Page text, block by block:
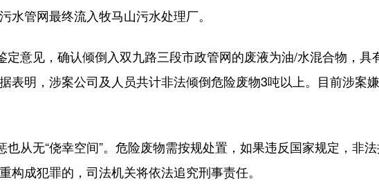
管网最终流入牧马山污水处理厂。
意见，确认倾倒入双九路三段市政管网的废液为油/水混合物，具
表明，涉案公司及人员共计非法倾倒危险废物3吨以上。目前涉案
也从无“侥幸空间”。危险废物需按规处置，如果违反国家规定，非
成犯罪的，司法机关将依法追究刑事责任。